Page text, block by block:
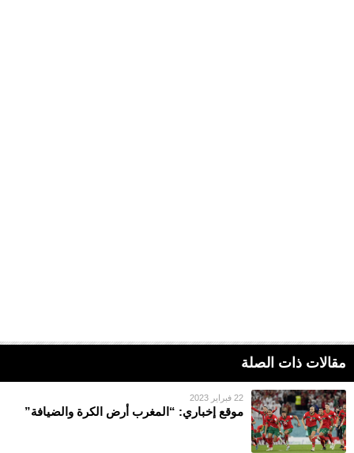
مقالات ذات الصلة
22 فبراير 2023
موقع إخباري: “المغرب أرض الكرة والضيافة”